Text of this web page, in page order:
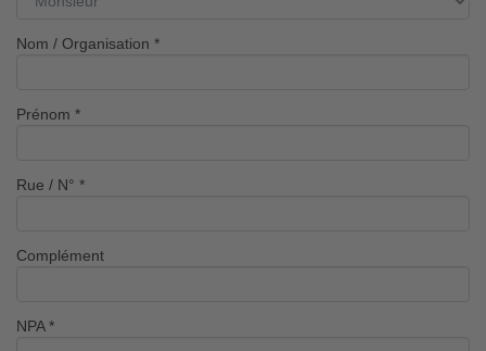
Nom / Organisation *
Prénom *
Rue / N° *
Complément
NPA*